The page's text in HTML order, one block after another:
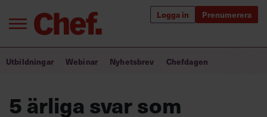
Logga in Prenumerera
Bra ledare förändrar världen
Utbildningar Webinar Nyhetsbrev Chefdagen
5 ärliga svar som